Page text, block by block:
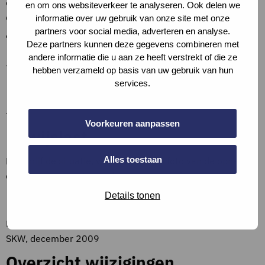
en om ons websiteverkeer te analyseren. Ook delen we
informatie over uw gebruik van onze site met onze
partners voor social media, adverteren en analyse.
Deze partners kunnen deze gegevens combineren met
andere informatie die u aan ze heeft verstrekt of die ze
hebben verzameld op basis van uw gebruik van hun
services.
Voorkeuren aanpassen
Alles toestaan
Details tonen
oppervlakte door schachtruimte is beperkt, wordt niet aan
de minimummaat voldaan.
Toelichting op criteria
–
–
Bewijslast
Beschrijf de situatie, vul aan met een foto van de opname
of (een screenshot van) documentatie, of verwijs hiernaar.
Bronnen en referenties
Eis afgeleid uit: WoonKeur basispakket en pluspakket Zorg,
SKW, december 2009